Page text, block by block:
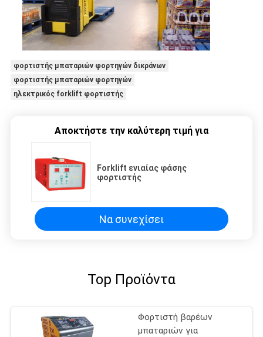
φορτιστής μπαταριών φορτηγών δικράνων
φορτιστής μπαταριών φορτηγών
ηλεκτρικός forklift φορτιστής
Αποκτήστε την καλύτερη τιμή για
Forklift ενιαίας φάσης
φορτιστής
Να συνεχίσει
Top Προϊόντα
Φορτιστή βαρέων
μπαταριών για